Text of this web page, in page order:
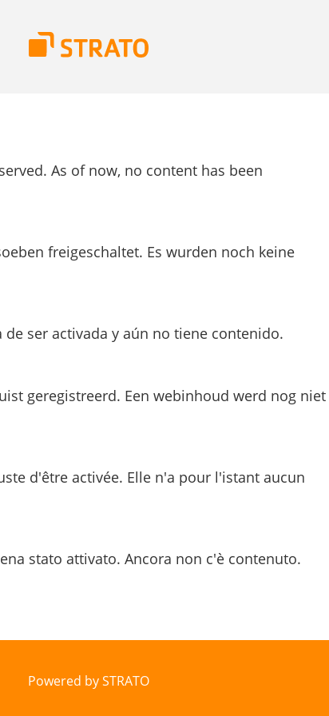
As of now, no content has been
freigeschaltet. Es wurden noch keine
de ser activada y aún no tiene contenido.
geregistreerd. Een webinhoud werd nog niet
d'être activée. Elle n'a pour l'istant aucun
stato attivato. Ancora non c'è contenuto.
Powered by STRATO